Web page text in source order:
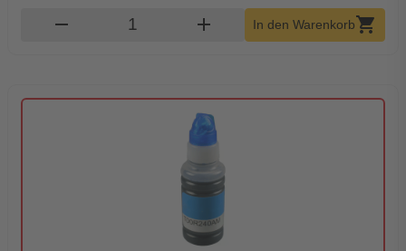
remove Produkt Warenkorb Menge
add In den Warenkorb shopping_cart